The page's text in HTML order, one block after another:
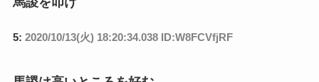
5: 2020/10/13(火) 18:20:34.038 ID:W8FCVfjRF